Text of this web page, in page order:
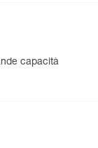
capacità